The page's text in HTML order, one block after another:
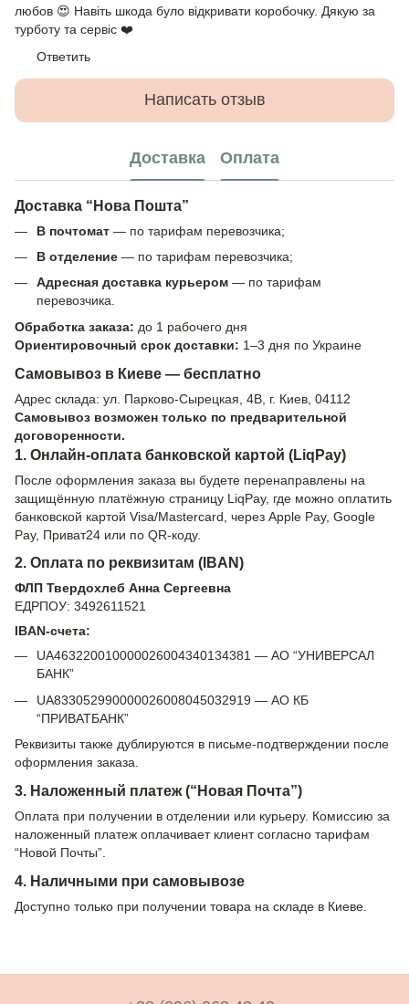
любов 😍 Навіть шкода було відкривати коробочку. Дякую за
турботу та сервіс ❤️
Ответить
Написать отзыв
Доставка Оплата
Доставка “Нова Пошта”
В почтомат — по тарифам перевозчика;
В отделение — по тарифам перевозчика;
Адресная доставка курьером — по тарифам
перевозчика.
Обработка заказа: до 1 рабочего дня
Ориентировочный срок доставки: 1–3 дня по Украине
Самовывоз в Киеве — бесплатно
Адрес склада: ул. Парково-Сырецкая, 4В, г. Киев, 04112
Самовывоз возможен только по предварительной
договоренности.
1. Онлайн-оплата банковской картой (LiqPay)
После оформления заказа вы будете перенаправлены на
защищённую платёжную страницу LiqPay, где можно оплатить
банковской картой Visa/Mastercard, через Apple Pay, Google
Pay, Приват24 или по QR-коду.
2. Оплата по реквизитам (IBAN)
ФЛП Твердохлеб Анна Сергеевна
ЕДРПОУ: 3492611521
IBAN-счета:
UA463220010000026004340134381 — АО “УНИВЕРСАЛ
БАНК”
UA833052990000026008045032919 — АО КБ
“ПРИВАТБАНК”
Реквизиты также дублируются в письме-подтверждении после
оформления заказа.
3. Наложенный платеж (“Новая Почта”)
Оплата при получении в отделении или курьеру. Комиссию за
наложенный платеж оплачивает клиент согласно тарифам
“Новой Почты”.
4. Наличными при самовывозе
Доступно только при получении товара на складе в Киеве.